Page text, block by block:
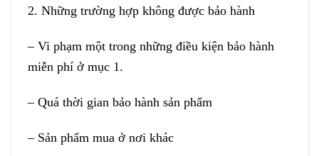
2. Những trường hợp không được bảo hành
– Vi phạm một trong những điều kiện bảo hành
miễn phí ở mục 1.
– Quá thời gian bảo hành sản phẩm
– Sản phẩm mua ở nơi khác